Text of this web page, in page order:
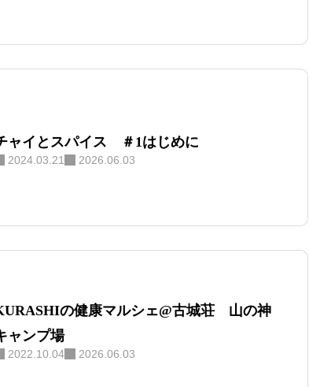
ャイとスパイス ＃1はじめに
2024.03.21 2026.06.03
の健康マルシェ@古城荘 山の神
ャンプ場
2022.10.04 2026.06.03